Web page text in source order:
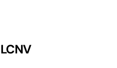
LCNV